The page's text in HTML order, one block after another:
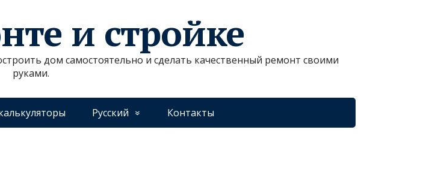
и стройке
дом самостоятельно и сделать качественный ремонт своими
руками.
Русский Контакты